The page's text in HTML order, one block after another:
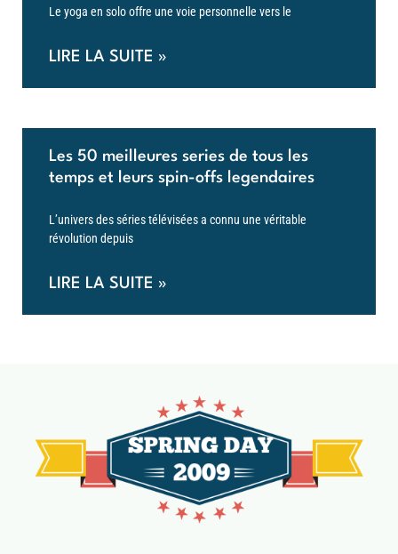
Le yoga en solo offre une voie personnelle vers le
LIRE LA SUITE »
Les 50 meilleures series de tous les
temps et leurs spin-offs legendaires
L’univers des séries télévisées a connu une véritable
révolution depuis
LIRE LA SUITE »